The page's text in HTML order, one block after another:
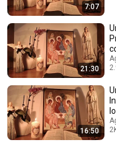
7:07
21:30
16:50